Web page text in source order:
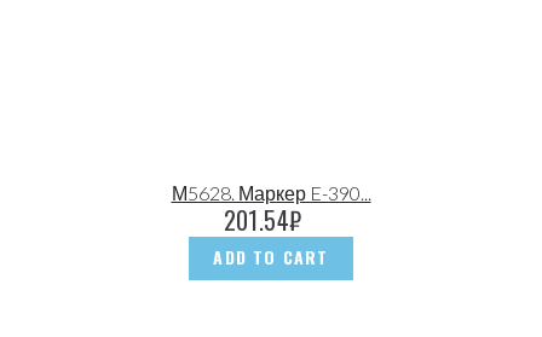
М5628. Маркер E-390...
201.54₽
ADD TO CART